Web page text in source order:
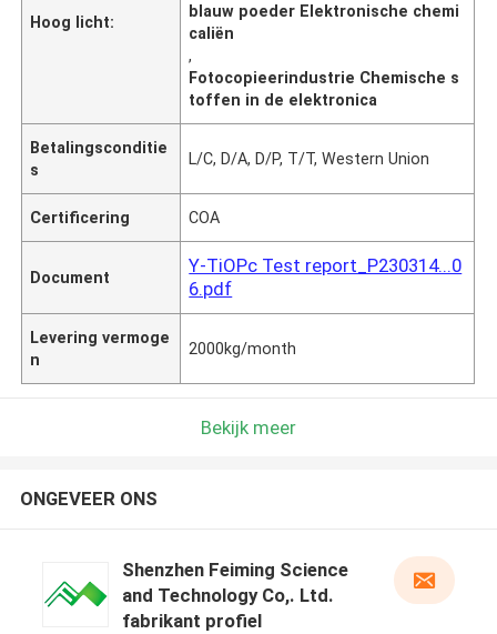
Hoog licht:
blauw poeder Elektronische chemi
caliën
,
Fotocopieerindustrie Chemische s
toffen in de elektronica
Betalingsconditie
s
L/C, D/A, D/P, T/T, Western Union
Certificering COA
Document
Y-TiOPc Test report_P230314...0
6.pdf
Levering vermoge
n
2000kg/month
Bekijk meer
ONGEVEER ONS
Shenzhen Feiming Science
and Technology Co,. Ltd.
fabrikant profiel